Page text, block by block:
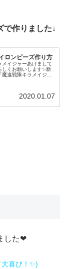
で作りました↓
ロンビーズ作り方
イジャーあけまして
くお願いします✨新
進戦隊キラメイジャ
2020.01.07
した❤
喜び！✨)